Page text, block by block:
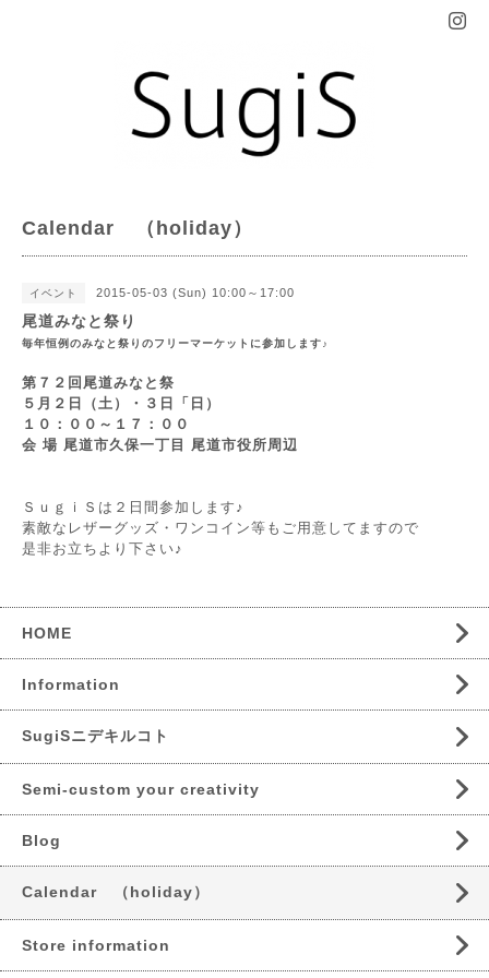
Calendar （holiday）
イベント 2015-05-03 (Sun) 10:00～17:00
尾道みなと祭り
毎年恒例のみなと祭りのフリーマーケットに参加します♪
第７２回尾道みなと祭
５月２日（土）・３日「日）
１０：００～１７：００
会 場 尾道市久保一丁目 尾道市役所周辺
ＳｕｇｉＳは２日間参加します♪
素敵なレザーグッズ・ワンコイン等もご用意してますので
是非お立ちより下さい♪
HOME
Information
SugiSニデキルコト
Semi-custom your creativity
Blog
Calendar （holiday）
Store information